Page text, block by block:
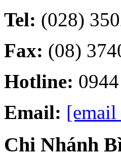
Tel: (028)
Fax: (08)
Hotline:
Email: [email
Chi Nhánh